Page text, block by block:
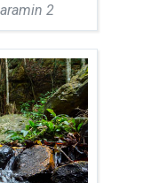
2